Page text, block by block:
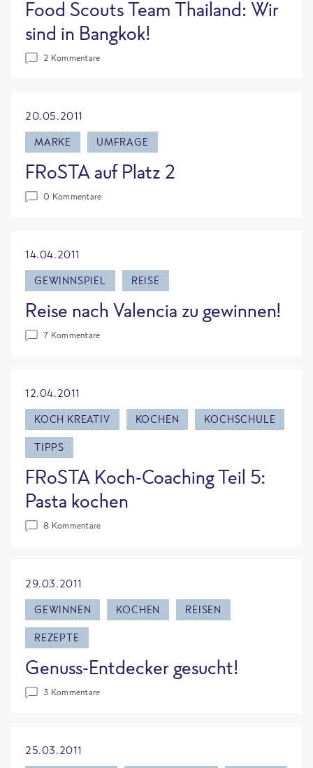
Food Scouts Team Thailand: Wir
sind in Bangkok!
2 Kommentare
20.05.2011
MARKE
UMFRAGE
FRoSTA auf Platz 2
0 Kommentare
14.04.2011
GEWINNSPIEL
REISE
Reise nach Valencia zu gewinnen!
7 Kommentare
12.04.2011
KOCH KREATIV
KOCHEN KOCHSCHULE
TIPPS
FRoSTA Koch-Coaching Teil 5:
Pasta kochen
8 Kommentare
29.03.2011
GEWINNEN
KOCHEN REISEN
REZEPTE
Genuss-Entdecker gesucht!
3 Kommentare
25.03.2011